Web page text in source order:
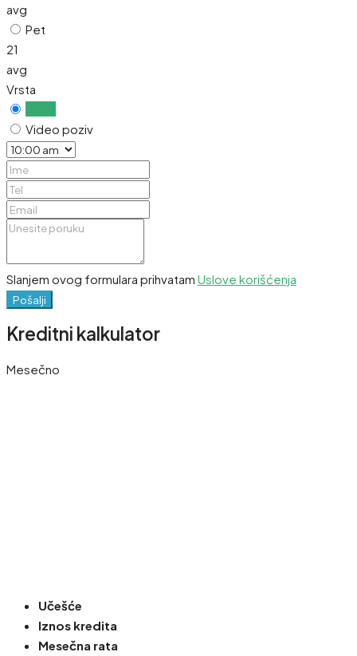
avg
Pet
21
avg
Vrsta
Video poziv
Slanjem ovog formulara prihvatam Uslove korišćenja
Pošalji
Kreditni kalkulator
Mesečno
Učešće
Iznos kredita
Mesečna rata